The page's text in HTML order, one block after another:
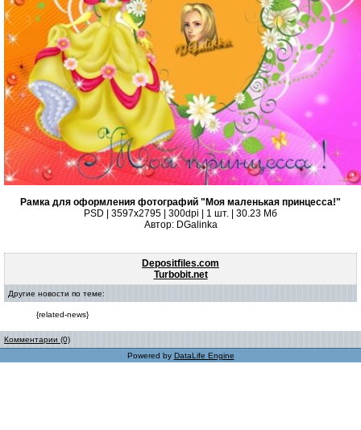
Рамка для оформления фотографий "Моя маленькая принцесса!"
PSD | 3597х2795 | 300dpi | 1 шт. | 30.23 Мб
Автор: DGalinka
Depositfiles.com
Turbobit.net
Другие новости по теме:
{related-news}
Комментарии (0)
Powered by DataLife Engine